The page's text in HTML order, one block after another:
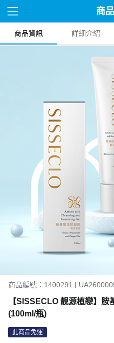
商
商品資訊 詳細介紹
商品編號：1400291 |
【SISSECLO 靚源植戀】胺
(100ml/瓶)
此商品免運